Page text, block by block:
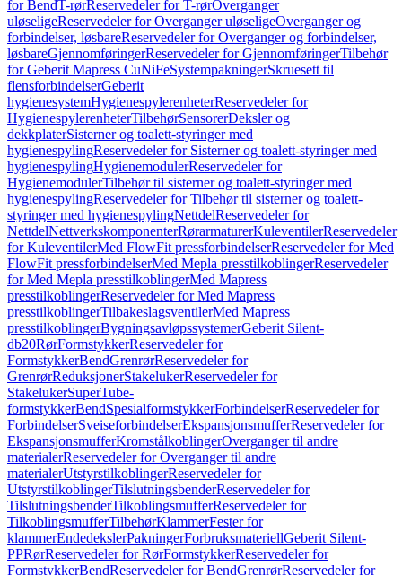
for BendT-rørReservedeler for T-rørOverganger
uløseligeReservedeler for Overganger uløseligeOverganger og
forbindelser, løsbareReservedeler for Overganger og forbindelser,
løsbareGjennomføringerReservedeler for GjennomføringerTilbehør
for Geberit Mapress CuNiFeSystempakningerSkruesett til
flensforbindelserGeberit
hygienesystemHygienespylerenheterReservedeler for
HygienespylerenheterTilbehørSensorerDeksler og
dekkplaterSisterner og toalett-styringer med
hygienespylingReservedeler for Sisterner og toalett-styringer med
hygienespylingHygienemodulerReservedeler for
HygienemodulerTilbehør til sisterner og toalett-styringer med
hygienespylingReservedeler for Tilbehør til sisterner og toalett-
styringer med hygienespylingNettdelReservedeler for
NettdelNettverkskomponenterRørarmaturerKuleventilerReservedeler
for KuleventilerMed FlowFit pressforbindelserReservedeler for Med
FlowFit pressforbindelserMed Mepla presstilkoblingerReservedeler
for Med Mepla presstilkoblingerMed Mapress
presstilkoblingerReservedeler for Med Mapress
presstilkoblingerTilbakeslagsventilerMed Mapress
presstilkoblingerBygningsavløpssystemerGeberit Silent-
db20RørFormstykkerReservedeler for
FormstykkerBendGrenrørReservedeler for
GrenrørReduksjonerStakelukerReservedeler for
StakelukerSuperTube-
formstykkerBendSpesialformstykkerForbindelserReservedeler for
ForbindelserSveiseforbindelserEkspansjonsmufferReservedeler for
EkspansjonsmufferKromstålkoblingerOverganger til andre
materialerReservedeler for Overganger til andre
materialerUtstyrstilkoblingerReservedeler for
UtstyrstilkoblingerTilslutningsbenderReservedeler for
TilslutningsbenderTilkoblingsmufferReservedeler for
TilkoblingsmufferTilbehørKlammerFester for
klammerEndedekslerPakningerForbruksmateriellGeberit Silent-
PPRørReservedeler for RørFormstykkerReservedeler for
FormstykkerBendReservedeler for BendGrenrørReservedeler for